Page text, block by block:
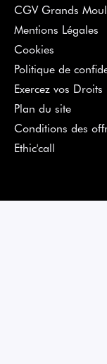
CGV Grands
Mentions Légales
Cookies
Politique de
Exercez vos Droits
Plan du site
Conditions des
Ethic'call